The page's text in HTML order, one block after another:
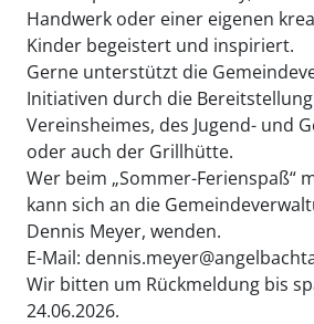
Handwerk oder einer eigenen
Kinder begeistert und inspiriert.
Gerne unterstützt die
Initiativen durch die
Vereinsheimes, des Jugend- und
oder auch der Grillhütte.
Wer beim „Sommer-Ferienspaß“
kann sich an die
Dennis Meyer, wenden.
E-Mail:
Wir bitten um Rückmeldung bis
24.06.2026.